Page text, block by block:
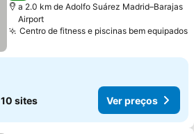
a 2.0 km de Adolfo Suárez Madrid–Barajas
Airport
Centro de fitness e piscinas bem equipados
10 sites Ver preços